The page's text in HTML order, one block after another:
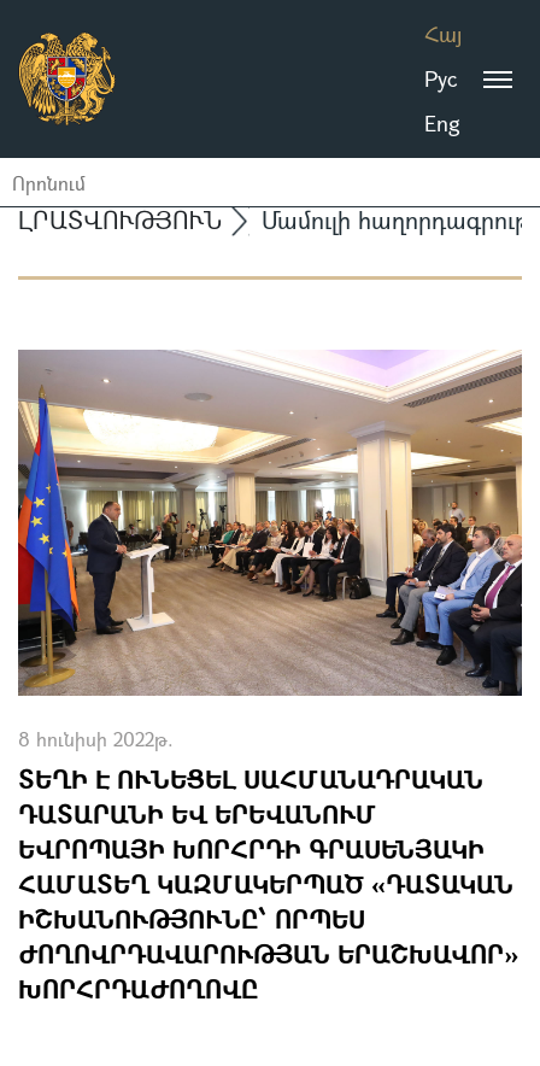
Հայ
Рус
Eng
ԼՐԱՏՎՈՒԹՅՈՒՆ Մամուլի
8 հունիսի 2022թ.
ՏԵՂԻ Է ՈՒՆԵՑԵԼ ՍԱՀՄԱՆԱԴՐԱԿԱՆ
ԴԱՏԱՐԱՆԻ ԵՎ ԵՐԵՎԱՆՈՒՄ
ԵՎՐՈՊԱՅԻ ԽՈՐՀՐԴԻ ԳՐԱՍԵՆՅԱԿԻ
ՀԱՄԱՏԵՂ ԿԱԶՄԱԿԵՐՊԱԾ «ԴԱՏԱԿԱՆ
ԻՇԽԱՆՈՒԹՅՈՒՆԸ՝ ՈՐՊԵՍ
ԺՈՂՈՎՐԴԱՎԱՐՈՒԹՅԱՆ ԵՐԱՇԽԱՎՈՐ»
ԽՈՐՀՐԴԱԺՈՂՈՎԸ